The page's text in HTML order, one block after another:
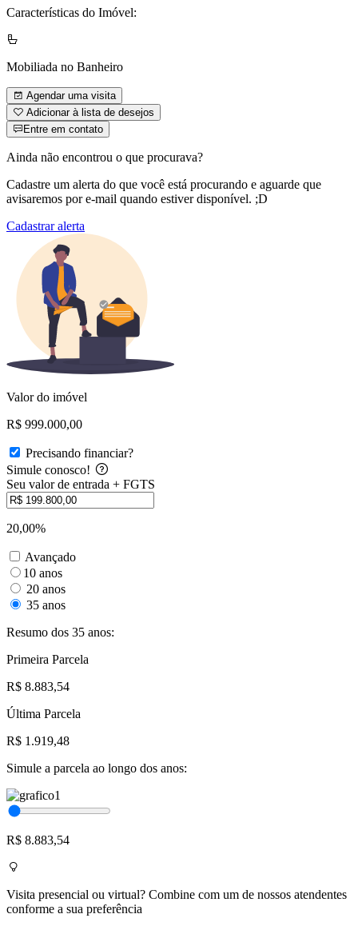
Características do Imóvel:
Mobiliada no Banheiro
Agendar uma visita
Adicionar à lista de desejos
Entre em contato
Ainda não encontrou o que procurava?
Cadastre um alerta do que você está procurando e aguarde que
avisaremos por e-mail quando estiver disponível. ;D
Cadastrar alerta
Valor do imóvel
R$ 999.000,00
Precisando financiar?
Simule conosco!
Seu valor de entrada + FGTS
20,00%
Avançado
10 anos
20 anos
35 anos
Resumo dos 35 anos:
Primeira Parcela
R$ 8.883,54
Última Parcela
R$ 1.919,48
Simule a parcela ao longo dos anos:
R$ 8.883,54
Visita presencial ou virtual? Combine com um de nossos atendentes
conforme a sua preferência